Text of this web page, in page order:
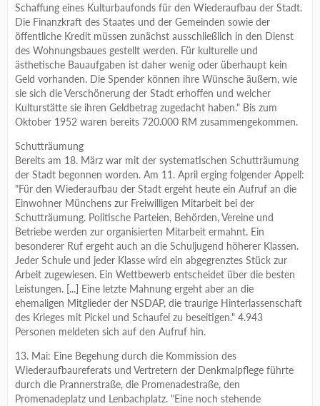
Schaffung eines Kulturbaufonds für den Wiederaufbau der Stadt.
Die Finanzkraft des Staates und der Gemeinden sowie der
öffentliche Kredit müssen zunächst ausschließlich in den Dienst
des Wohnungsbaues gestellt werden. Für kulturelle und
ästhetische Bauaufgaben ist daher wenig oder überhaupt kein
Geld vorhanden. Die Spender können ihre Wünsche äußern, wie
sie sich die Verschönerung der Stadt erhoffen und welcher
Kulturstätte sie ihren Geldbetrag zugedacht haben." Bis zum
Oktober 1952 waren bereits 720.000 RM zusammengekommen.
Schutträumung
Bereits am 18. März war mit der systematischen Schutträumung
der Stadt begonnen worden. Am 11. April erging folgender Appell:
"Für den Wiederaufbau der Stadt ergeht heute ein Aufruf an die
Einwohner Münchens zur Freiwilligen Mitarbeit bei der
Schutträumung. Politische Parteien, Behörden, Vereine und
Betriebe werden zur organisierten Mitarbeit ermahnt. Ein
besonderer Ruf ergeht auch an die Schuljugend höherer Klassen.
Jeder Schule und jeder Klasse wird ein abgegrenztes Stück zur
Arbeit zugewiesen. Ein Wettbewerb entscheidet über die besten
Leistungen. [...] Eine letzte Mahnung ergeht aber an die
ehemaligen Mitglieder der NSDAP, die traurige Hinterlassenschaft
des Krieges mit Pickel und Schaufel zu beseitigen." 4.943
Personen meldeten sich auf den Aufruf hin.
13. Mai: Eine Begehung durch die Kommission des
Wiederaufbaureferats und Vertretern der Denkmalpflege führte
durch die Prannerstraße, die Promenadestraße, den
Promenadeplatz und Lenbachplatz. "Eine noch stehende